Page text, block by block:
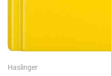
Haslinger